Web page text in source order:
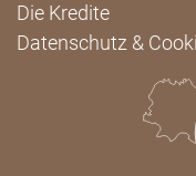
Die Kredite
Datenschutz &